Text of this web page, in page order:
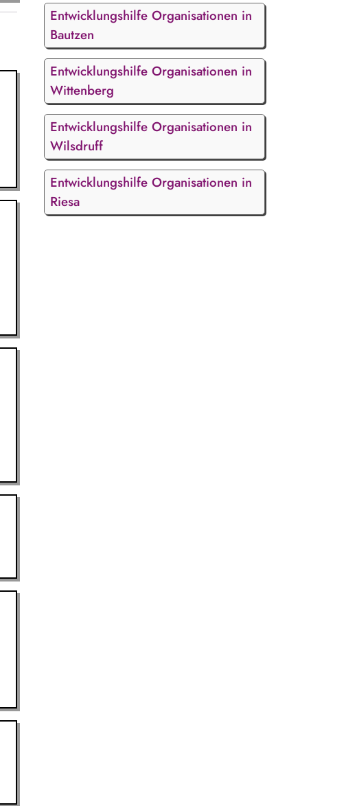
Entwicklungshilfe Organisationen in
Bautzen
Entwicklungshilfe Organisationen in
Wittenberg
Entwicklungshilfe Organisationen in
Wilsdruff
Entwicklungshilfe Organisationen in
Riesa